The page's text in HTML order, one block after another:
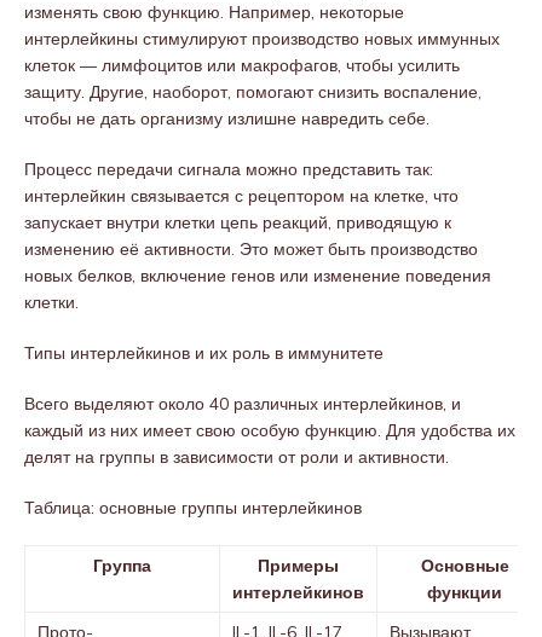
изменять свою функцию. Например, некоторые
интерлейкины стимулируют производство новых иммунных
клеток — лимфоцитов или макрофагов, чтобы усилить
защиту. Другие, наоборот, помогают снизить воспаление,
чтобы не дать организму излишне навредить себе.
Процесс передачи сигнала можно представить так:
интерлейкин связывается с рецептором на клетке, что
запускает внутри клетки цепь реакций, приводящую к
изменению её активности. Это может быть производство
новых белков, включение генов или изменение поведения
клетки.
Типы интерлейкинов и их роль в иммунитете
Всего выделяют около 40 различных интерлейкинов, и
каждый из них имеет свою особую функцию. Для удобства их
делят на группы в зависимости от роли и активности.
Таблица: основные группы интерлейкинов
Группа
Примеры
интерлейкинов
Основные
функции
Прото-
IL-1, IL-6, IL-17
Вызывают